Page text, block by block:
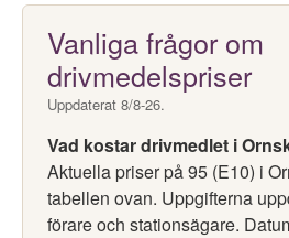
Vanliga frågor om
drivmedelspriser
Uppdaterat 8/8-26.
Vad kostar drivmedlet i
Aktuella priser på 95 (E10) i
tabellen ovan. Uppgifterna
förare och stationsägare.